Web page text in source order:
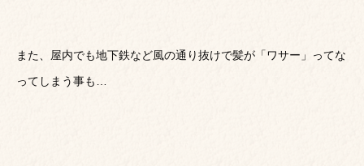
また、屋内でも地下鉄など風の通り抜けで髪が「ワサー」ってな
ってしまう事も…